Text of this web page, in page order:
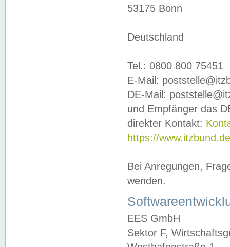
53175 Bonn
Deutschland
Tel.: 0800 800 75451
E-Mail:
DE-Mail:
und Empfänger das
direkter Kontakt:
https://
Bei Anregungen,
wenden.
EES GmbH
Sektor F,